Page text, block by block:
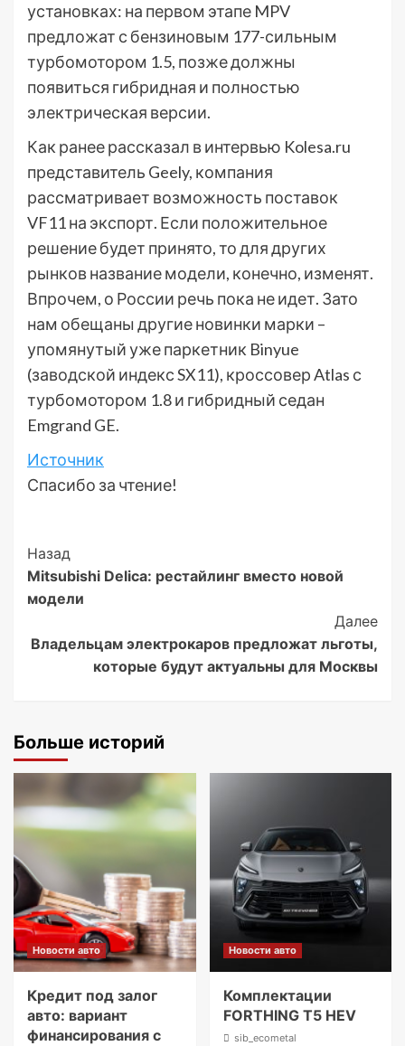
установках: на первом этапе MPV
предложат с бензиновым 177-сильным
турбомотором 1.5, позже должны
появиться гибридная и полностью
электрическая версии.
Как ранее рассказал в интервью Kolesa.ru
представитель Geely, компания
рассматривает возможность поставок
VF11 на экспорт. Если положительное
решение будет принято, то для других
рынков название модели, конечно, изменят.
Впрочем, о России речь пока не идет. Зато
нам обещаны другие новинки марки –
упомянутый уже паркетник Binyue
(заводской индекс SX11), кроссовер Atlas с
турбомотором 1.8 и гибридный седан
Emgrand GE.
Источник
Спасибо за чтение!
Post
Navigation
Назад
Mitsubishi Delica: рестайлинг вместо новой
модели
Далее
Владельцам электрокаров предложат льготы,
которые будут актуальны для Москвы
Больше историй
Новости авто
Кредит под залог
авто: вариант
финансирования с
Новости авто
Комплектации
FORTHING T5 HEV
sib_ecometal